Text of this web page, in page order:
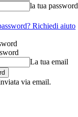
la tua password
Richiedi aiuto
La tua email
via email.